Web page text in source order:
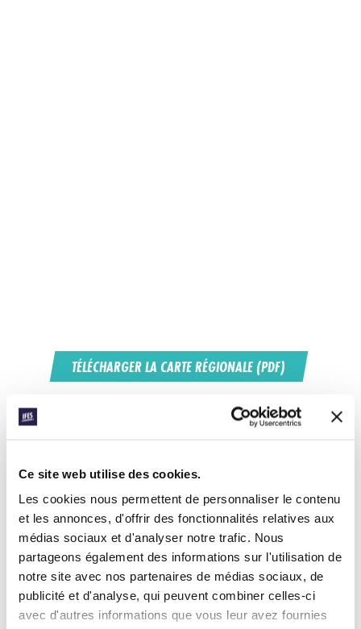
Ce site web utilise des cookies.
Les cookies nous permettent de personnaliser le contenu
et les annonces, d'offrir des fonctionnalités relatives aux
médias sociaux et d'analyser notre trafic. Nous
partageons également des informations sur l'utilisation de
notre site avec nos partenaires de médias sociaux, de
publicité et d'analyse, qui peuvent combiner celles-ci
avec d'autres informations que vous leur avez fournies
TÉLÉCHARGER LA CARTE RÉGIONALE (PDF)
Soutenir le ministère de l'ifes dans
le Pacifique Sud
DONNEZ MAINTENANT